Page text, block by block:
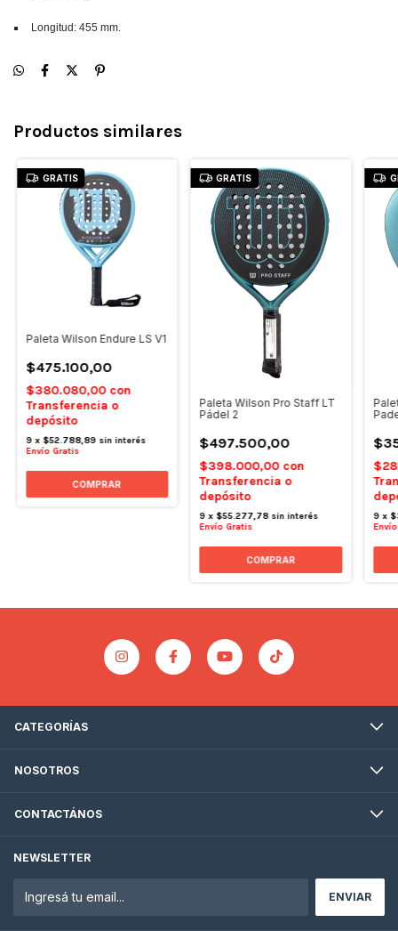
Longitud: 455 mm.
Productos similares
GRATIS
Paleta Wilson Endure LS V1
$475.100,00
$380.080,00 con
Transferencia o
depósito
9 x $52.788,89 sin interés
Envío Gratis
GRATIS
Paleta Wilson Pro Staff LT
Pádel 2
$497.500,00
$398.000,00 con
Transferencia o
depósito
9 x$55.277,78 sin interés
Envío Gratis
9 x
CATEGORÍAS
NOSOTROS
CONTACTÁNOS
NEWSLETTER